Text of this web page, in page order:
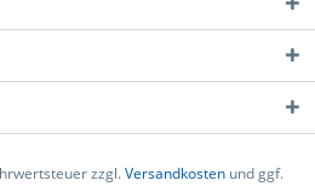
zzgl.Versandkosten und ggf.